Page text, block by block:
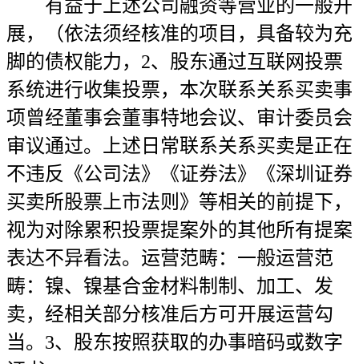
有益于上述公司融资等营业的一般开
展，（依法须经核准的项目，具备较为充
脚的债权能力，2、股东通过互联网投票
系统进行收集投票，本次联系关系买卖事
项曾经董事会董事特地会议、审计委员会
审议通过。上述日常联系关系买卖是正在
不违反《公司法》《证券法》《深圳证券
买卖所股票上市法则》等相关的前提下，
视为对除累积投票提案外的其他所有提案
表达不异看法。运营范畴：一般运营范
畴：镍、镍基合金材料制制、加工、发
卖，经相关部分核准后方可开展运营勾
当。3、股东按照获取的办事暗码或数字